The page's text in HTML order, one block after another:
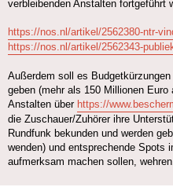
verbleibenden Anstalten fortgeführt
https://nos.nl/artikel/2562380-ntr-
https://nos.nl/artikel/2562343-
Außerdem soll es
geben (mehr als 150 Millionen
Anstalten über https://
die Zuschauer/Zuhörer ihre
Rundfunk bekunden und werden
wenden) und entsprechende Spots
aufmerksam machen sollen,